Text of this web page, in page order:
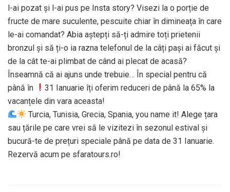
l-ai pozat și l-ai pus pe Insta story? Visezi la o porție de
fructe de mare suculente, pescuite chiar în dimineața în care
le-ai comandat? Abia aștepți să-ți admire toți prietenii
bronzul și să ți-o ia razna telefonul de la câți pași ai făcut și
de la cât te-ai plimbat de când ai plecat de acasă?
Înseamnă că ai ajuns unde trebuie… În special pentru că
până în
31 Ianuarie îți oferim reduceri de până la 65% la
vacanțele din vara aceasta!
Turcia, Tunisia, Grecia, Spania, you name it! Alege țara
sau țările pe care vrei să le vizitezi în sezonul estival și
bucură-te de prețuri speciale până pe data de 31 Ianuarie.
Rezervă acum pe sfaratours.ro!